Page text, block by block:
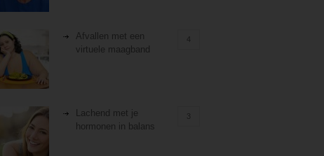
Afvallen met een
virtuele maagband
4
Lachend met je
hormonen in balans
3